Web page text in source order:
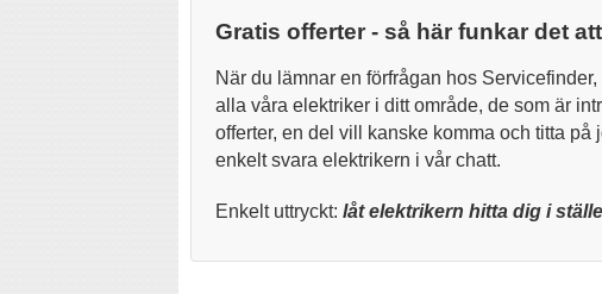
Gratis offerter - så här funkar det
När du lämnar en förfrågan hos
alla våra elektriker i ditt område, de som är
offerter, en del vill kanske komma och titta
enkelt svara elektrikern i vår chatt.
Enkelt uttryckt: låt elektrikern hitta dig i